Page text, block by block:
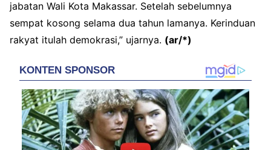
jabatan Wali Kota Makassar. Setelah sebelumnya
sempat kosong selama dua tahun lamanya. Kerinduan
rakyat itulah demokrasi,” ujarnya. (ar/*)